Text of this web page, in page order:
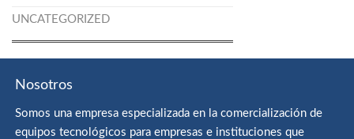
UNCATEGORIZED
Nosotros
Somos una empresa especializada en la comercialización de
equipos tecnológicos para empresas e instituciones que